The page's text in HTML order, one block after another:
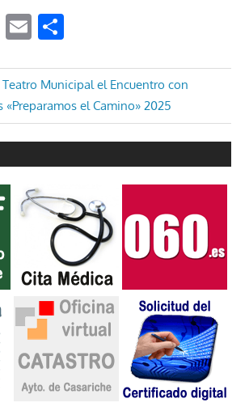
EmailCompartir
Municipal el Encuentro con
el Camino» 2025